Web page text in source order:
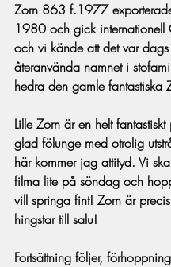
Zorn 863 f.1977
1980 och gick internationell
och vi kände att det var
återanvända namnet i
hedra den gamle fantastiska
Lille Zorn är en helt
glad fölunge med otrolig
här kommer jag attityd. Vi
filma lite på söndag och
vill springa fint! Zorn är
hingstar till salu!
Fortsättning följer,